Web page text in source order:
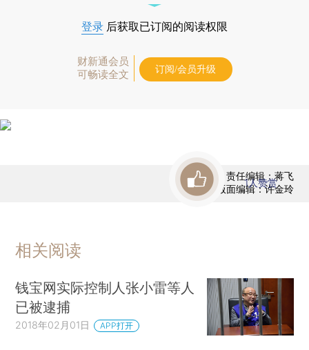
登录 后获取已订阅的阅读权限
财新通会员
可畅读全文
订阅/会员升级
责任编辑：蒋飞
版面编辑：许金玲
1人赞赏
相关阅读
钱宝网实际控制人张小雷等人
已被逮捕
2018年02月01日 APP打开